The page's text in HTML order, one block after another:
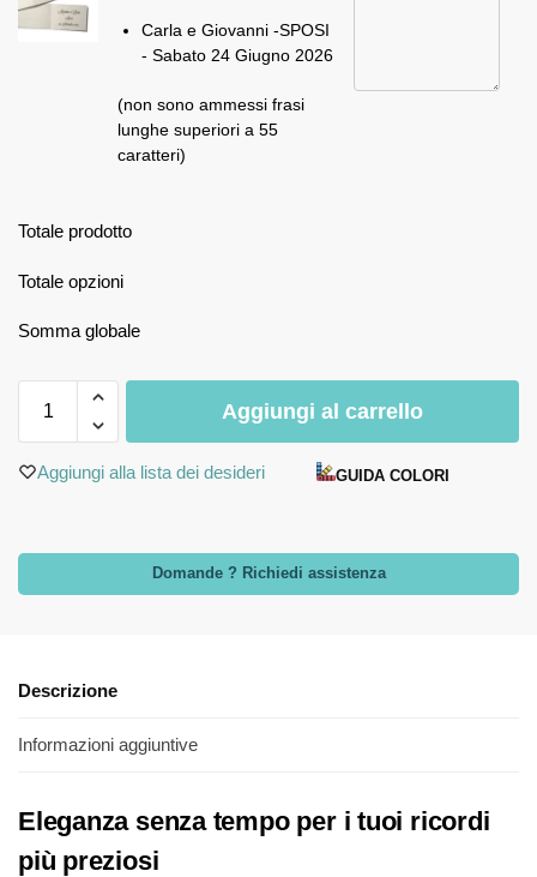
Carla e Giovanni -SPOSI
- Sabato 24 Giugno 2026
(non sono ammessi frasi
lunghe superiori a 55
caratteri)
Totale prodotto
Totale opzioni
Somma globale
Aggiungi al carrello
Aggiungi alla lista dei desideri GUIDA COLORI
Domande ? Richiedi assistenza
Descrizione
Informazioni aggiuntive
Eleganza senza tempo per i tuoi ricordi
più preziosi